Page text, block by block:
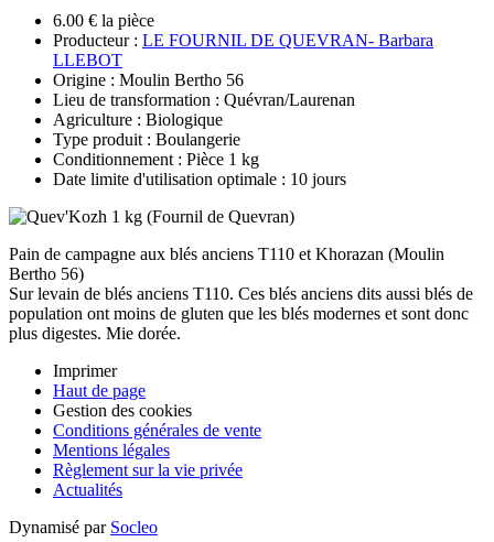
6.00 € la pièce
Producteur : LE FOURNIL DE QUEVRAN- Barbara
LLEBOT
Origine : Moulin Bertho 56
Lieu de transformation : Quévran/Laurenan
Agriculture : Biologique
Type produit : Boulangerie
Conditionnement : Pièce 1 kg
Date limite d'utilisation optimale : 10 jours
Pain de campagne aux blés anciens T110 et Khorazan (Moulin
Bertho 56)
Sur levain de blés anciens T110. Ces blés anciens dits aussi blés de
population ont moins de gluten que les blés modernes et sont donc
plus digestes. Mie dorée.
Imprimer
Haut de page
Gestion des cookies
Conditions générales de vente
Mentions légales
Règlement sur la vie privée
Actualités
Dynamisé par Socleo